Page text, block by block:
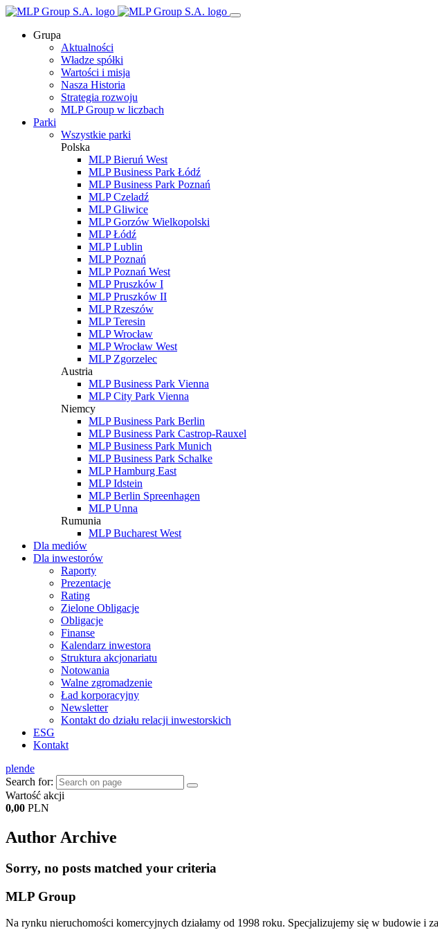
Grupa
Aktualności
Władze spółki
Wartości i misja
Nasza Historia
Strategia rozwoju
MLP Group w liczbach
Parki
Wszystkie parki
Polska
MLP Bieruń West
MLP Business Park Łódź
MLP Business Park Poznań
MLP Czeladź
MLP Gliwice
MLP Gorzów Wielkopolski
MLP Łódź
MLP Lublin
MLP Poznań
MLP Poznań West
MLP Pruszków I
MLP Pruszków II
MLP Rzeszów
MLP Teresin
MLP Wrocław
MLP Wrocław West
MLP Zgorzelec
Austria
MLP Business Park Vienna
MLP City Park Vienna
Niemcy
MLP Business Park Berlin
MLP Business Park Castrop-Rauxel
MLP Business Park Munich
MLP Business Park Schalke
MLP Hamburg East
MLP Idstein
MLP Berlin Spreenhagen
MLP Unna
Rumunia
MLP Bucharest West
Dla mediów
Dla inwestorów
Raporty
Prezentacje
Rating
Zielone Obligacje
Obligacje
Finanse
Kalendarz inwestora
Struktura akcjonariatu
Notowania
Walne zgromadzenie
Ład korporacyjny
Newsletter
Kontakt do działu relacji inwestorskich
ESG
Kontakt
plende
Search for:
Wartość akcji
0,00 PLN
Author Archive
Sorry, no posts matched your criteria
MLP Group
Na rynku nieruchomości komercyjnych działamy od 1998 roku. Specjalizujemy się w budowie i